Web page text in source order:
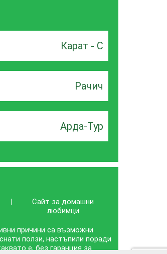
Карат - С
Рачич
Арда-Тур
|
Сайт за домашни
любимци
причини са възможни
ползи, настъпили поради
е, без гаранция за